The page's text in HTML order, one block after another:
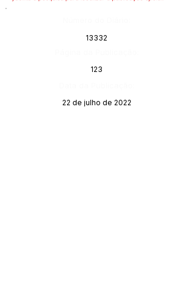
13332
123
22 de julho de 2022